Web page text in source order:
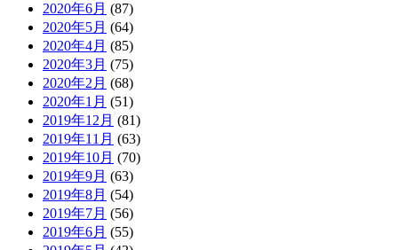
2020年6月 (87)
2020年5月 (64)
2020年4月 (85)
2020年3月 (75)
2020年2月 (68)
2020年1月 (51)
2019年12月 (81)
2019年11月 (63)
2019年10月 (70)
2019年9月 (63)
2019年8月 (54)
2019年7月 (56)
2019年6月 (55)